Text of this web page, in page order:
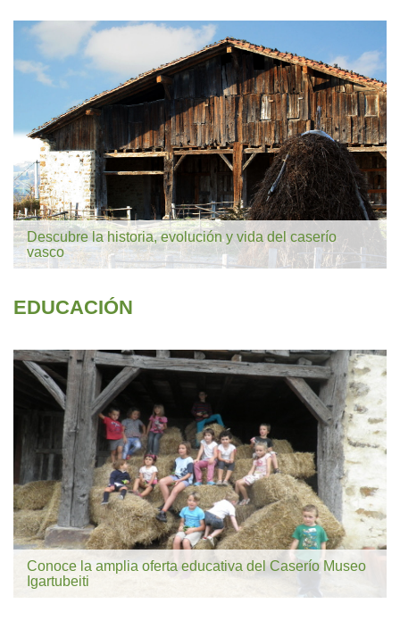
Descubre la historia, evolución y vida del caserío
vasco
EDUCACIÓN
Conoce la amplia oferta educativa del Caserío Museo
Igartubeiti